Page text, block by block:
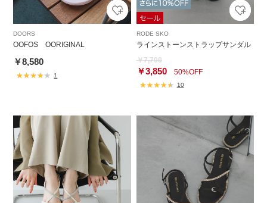
DOORS
OOFOS OORIGINAL
￥8,580
1
RODE SKO
ラインストーンストラップサンダル
￥7,700
￥3,85050%OFF
10